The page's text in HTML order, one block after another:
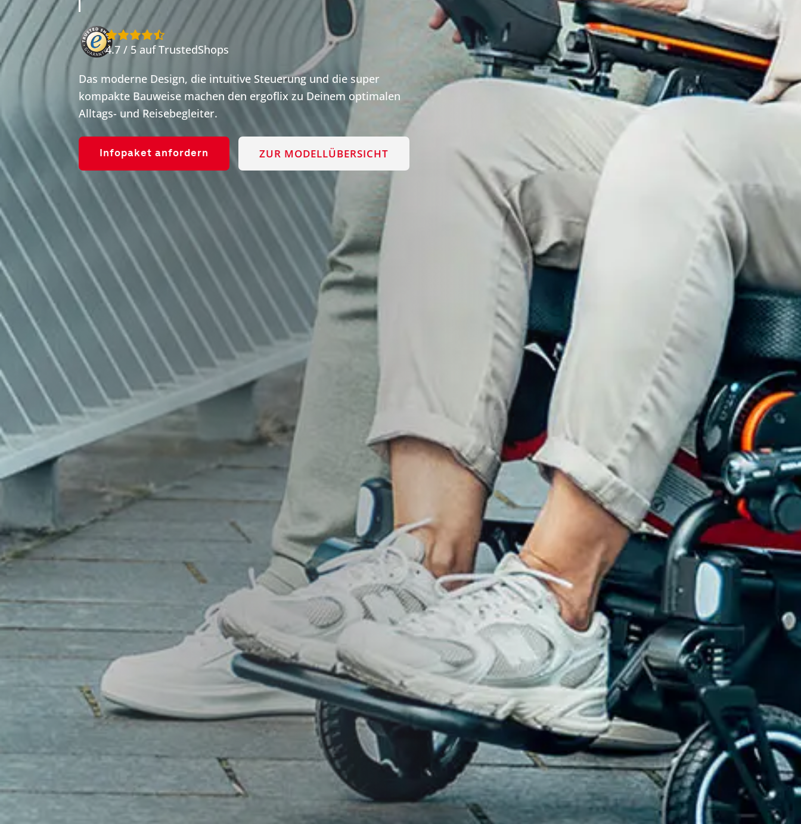
4.7 / 5 auf TrustedShops
Das moderne Design, die intuitive Steuerung und die super
kompakte Bauweise machen den ergoflix zu Deinem optimalen
Alltags- und Reisebegleiter.
Infopaket anfordern ZUR MODELLÜBERSICHT